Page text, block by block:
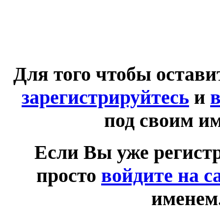
Для того чтобы
зарегистрируйтесь и
под своим
Если Вы уже
просто войдите на